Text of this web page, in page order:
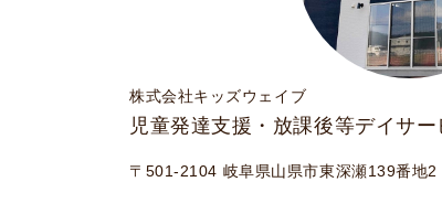
株式会社キッズウェイブ
児童発達支援・放課後等デイサー
〒501-2104 岐阜県山県市東深瀬139番地2